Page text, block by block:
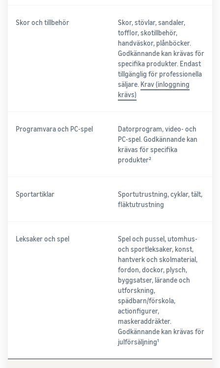
Skor och tillbehör
Skor, stövlar, sandaler,
tofflor, skotillbehör,
handväskor, plånböcker.
Godkännande kan krävas för
specifika produkter. Endast
tillgänglig för professionella
säljare. Krav (inloggning
krävs)
Programvara och PC-spel
Datorprogram, video- och
PC-spel. Godkännande kan
krävas för specifika
produkter²
Sportartiklar
Sportutrustning, cyklar, tält,
fläktutrustning
Leksaker och spel
Spel och pussel, utomhus-
och sportleksaker, konst,
hantverk och skolmaterial,
fordon, dockor, plysch,
byggsatser, lärande och
utforskning,
spädbarn/förskola,
actionfigurer,
maskeraddräkter.
Godkännande kan krävas för
julförsäljning¹